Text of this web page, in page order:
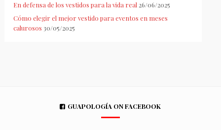
En defensa de los vestidos para la vida real 26/06/2025
Cómo elegir el mejor vestido para eventos en meses
calurosos 30/05/2025
GUAPOLOGÍA ON FACEBOOK